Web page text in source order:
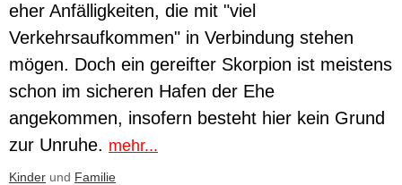
eher Anfälligkeiten, die mit "viel
Verkehrsaufkommen" in Verbindung stehen
mögen. Doch ein gereifter Skorpion ist meistens
schon im sicheren Hafen der Ehe
angekommen, insofern besteht hier kein Grund
zur Unruhe. mehr...
Kinder und Familie